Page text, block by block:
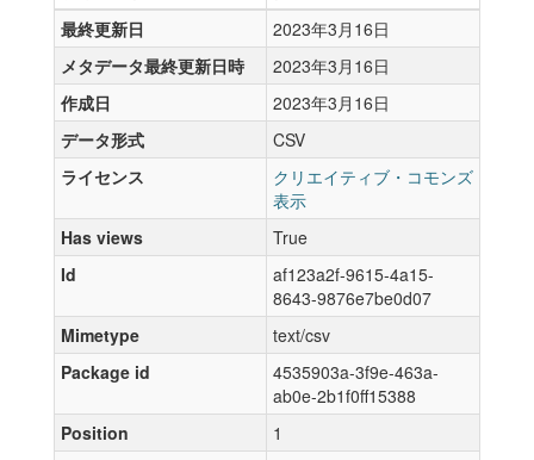
最終更新日
2023年3月16日
メタデータ最終更新日時
2023年3月16日
作成日
2023年3月16日
データ形式
CSV
ライセンス
クリエイティブ・コモンズ
表示
Has views
True
Id
af123a2f-9615-4a15-
8643-9876e7be0d07
Mimetype
text/csv
Package id
4535903a-3f9e-463a-
ab0e-2b1f0ff15388
Position
1